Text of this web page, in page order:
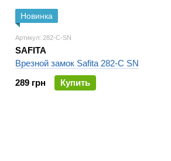
Новинка
Артикул: 282-C-SN
SAFITA
Врезной замок Safita 282-C SN
289 грн
Купить